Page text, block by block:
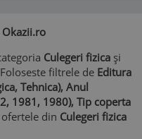
Culegeri fizica și
filtrele de Editura
Tehnica), Anul
1981, 1980), Tip coperta
din Culegeri fizica